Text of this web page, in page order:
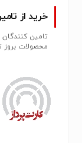
خرید از
تامین
محصولات بروز